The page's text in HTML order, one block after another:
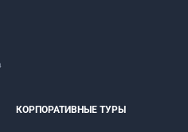
КОРПОРАТИВНЫЕ ТУРЫ